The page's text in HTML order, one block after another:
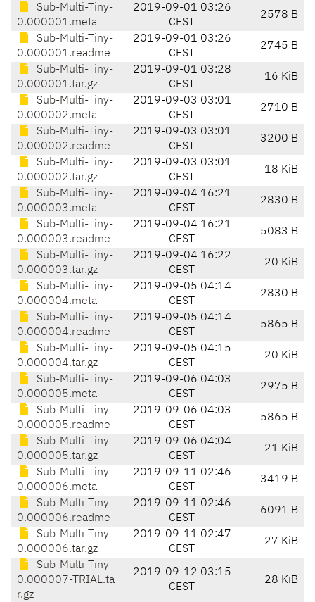
Sub-Multi-Tiny-
0.000001.meta
2019-09-01 03:26
CEST
2578 B
Sub-Multi-Tiny-
0.000001.readme
2019-09-01 03:26
CEST
2745 B
Sub-Multi-Tiny-
0.000001.tar.gz
2019-09-01 03:28
CEST
16 KiB
Sub-Multi-Tiny-
0.000002.meta
2019-09-03 03:01
CEST
2710 B
Sub-Multi-Tiny-
0.000002.readme
2019-09-03 03:01
CEST
3200 B
Sub-Multi-Tiny-
0.000002.tar.gz
2019-09-03 03:01
CEST
18 KiB
Sub-Multi-Tiny-
0.000003.meta
2019-09-04 16:21
CEST
2830 B
Sub-Multi-Tiny-
0.000003.readme
2019-09-04 16:21
CEST
5083 B
Sub-Multi-Tiny-
0.000003.tar.gz
2019-09-04 16:22
CEST
20 KiB
Sub-Multi-Tiny-
0.000004.meta
2019-09-05 04:14
CEST
2830 B
Sub-Multi-Tiny-
0.000004.readme
2019-09-05 04:14
CEST
5865 B
Sub-Multi-Tiny-
0.000004.tar.gz
2019-09-05 04:15
CEST
20 KiB
Sub-Multi-Tiny-
0.000005.meta
2019-09-06 04:03
CEST
2975 B
Sub-Multi-Tiny-
0.000005.readme
2019-09-06 04:03
CEST
5865 B
Sub-Multi-Tiny-
0.000005.tar.gz
2019-09-06 04:04
CEST
21 KiB
Sub-Multi-Tiny-
0.000006.meta
2019-09-11 02:46
CEST
3419 B
Sub-Multi-Tiny-
0.000006.readme
2019-09-11 02:46
CEST
6091 B
Sub-Multi-Tiny-
0.000006.tar.gz
2019-09-11 02:47
CEST
27 KiB
Sub-Multi-Tiny-
0.000007-TRIAL.ta
r.gz
2019-09-12 03:15
CEST
28 KiB